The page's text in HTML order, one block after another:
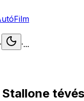
Film
· ·...